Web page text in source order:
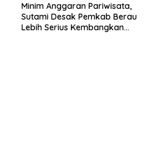
Minim Anggaran Pariwisata,
Sutami Desak Pemkab Berau
Lebih Serius Kembangkan